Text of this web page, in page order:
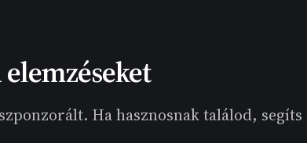
Ha hasznosnak találod, segíts